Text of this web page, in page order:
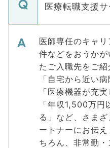
医療転職支援
医師専任のキャ
件などをおうか
たご入職先をご紹
「自宅から近い
「医療機器が充
「年収1,500万円
る」など、さま
ートナーにお伝
ちろん、非常勤